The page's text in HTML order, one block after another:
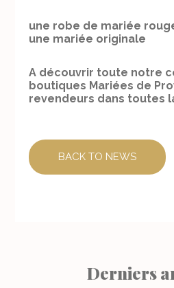
une robe de mariée
une mariée originale
A découvrir toute notre
boutiques Mariées de
revendeurs dans toutes
BACK TO NEWS
Derniers